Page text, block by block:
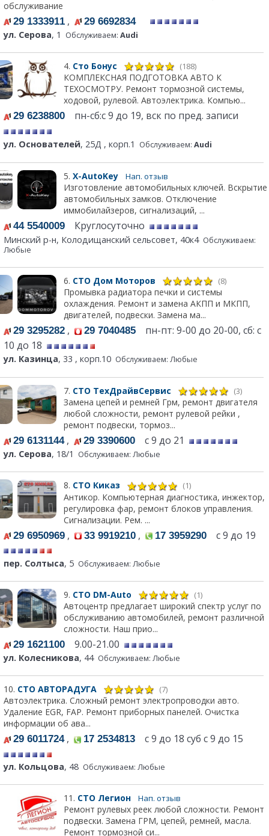
обслуживание
29 1333911 ,
29 6692834
ул. Серова, 1 Обслуживаем: Audi
4. Сто Бонус (188)
КОМПЛЕКСНАЯ ПОДГОТОВКА АВТО К
ТЕХОСМОТРУ. Ремонт тормозной системы,
ходовой, рулевой. Автоэлектрика. Компью...
29 6238800 пн-сб:с 9 до 19, вск по пред. записи
ул. Основателей, 25Д , корп.1 Обслуживаем: Audi
5. X-AutoKey Нап. отзыв
Изготовление автомобильных ключей. Вскрытие
автомобильных замков. Отключение
иммобилайзеров, сигнализаций, ...
44 5540009 Круглосуточно
Минский р-н, Колодищанский сельсовет, 40к4 Обслуживаем:
Любые
6. СТО Дом Моторов (8)
Промывка радиатора печки и системы
охлаждения. Ремонт и замена АКПП и МКПП,
двигателей, подвески. Замена ма...
29 3295282 , 29 7040485 пн-пт: 9-00 до 20-00, сб: с
10 до 18
ул. Казинца, 33 , корп.10 Обслуживаем: Любые
7. СТО ТехДрайвСервис (3)
Замена цепей и ремней Грм, ремонт двигателя
любой сложности, ремонт рулевой рейки ,
ремонт подвески, тормоз...
29 6131144, 29 3390600 с 9 до 21
ул. Серова, 18/1 Обслуживаем: Любые
8. СТО Киказ (1)
Антикор. Компьютерная диагностика, инжектор,
регулировка фар, ремонт блоков управления.
Сигнализации. Рем. ...
29 6950969 , 33 9919210 , 17 3959290 с 9 до 19
пер. Солтыса, 5 Обслуживаем: Любые
9. СТО DM-Auto (1)
Автоцентр предлагает широкий спектр услуг по
обслуживанию автомобилей, ремонт различной
сложности. Наш прио...
29 1621100 9.00-21.00
ул. Колесникова, 44 Обслуживаем: Любые
10. СТО АВТОРАДУГА (7)
Автоэлектрика. Сложный ремонт электропроводки авто.
Удаление EGR, FAP. Ремонт приборных панелей. Очистка
информации об ава...
29 6011724, 17 2534813 с 9 до 18 суб с 9 до 15
ул. Кольцова, 48 Обслуживаем: Любые
11. СТО Легион Нап. отзыв
Ремонт рулевых реек любой сложности. Ремонт
подвески. Замена ГРМ, цепей, ремней, масла.
Ремонт тормозной си...